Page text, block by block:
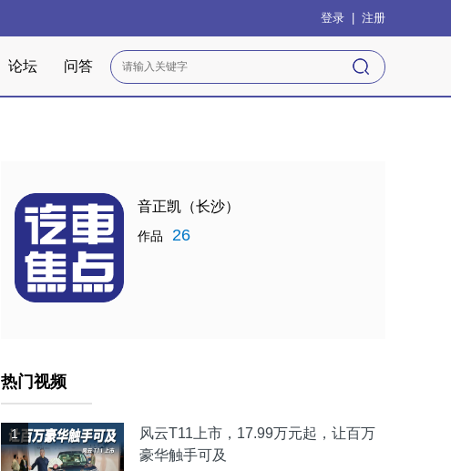
登录 注册
论坛 问答
音正凯（长沙）
作品 26
热门视频
1
风云T11上市，17.99万元起，让百万
豪华触手可及